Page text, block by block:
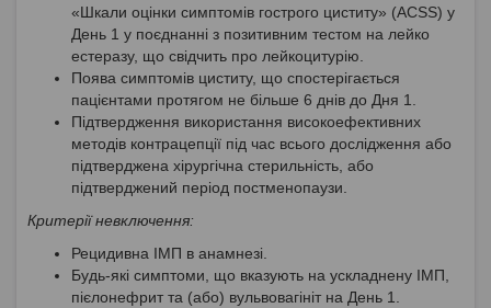
«Шкали оцінки симптомів гострого циститу» (ACSS) у
День 1 у поєднанні з позитивним тестом на лейко
естеразу, що свідчить про лейкоцитурію.
Поява симптомів циститу, що спостерігається
пацієнтами протягом не більше 6 днів до Дня 1.
Підтвердження використання високоефективних
методів контрацепції під час всього дослідження або
підтверджена хірургічна стерильність, або
підтверджений період постменопаузи.
Критерії невключення:
Рецидивна ІМП в анамнезі.
Будь-які симптоми, що вказують на ускладнену ІМП,
пієлонефрит та (або) вульвовагініт на День 1.